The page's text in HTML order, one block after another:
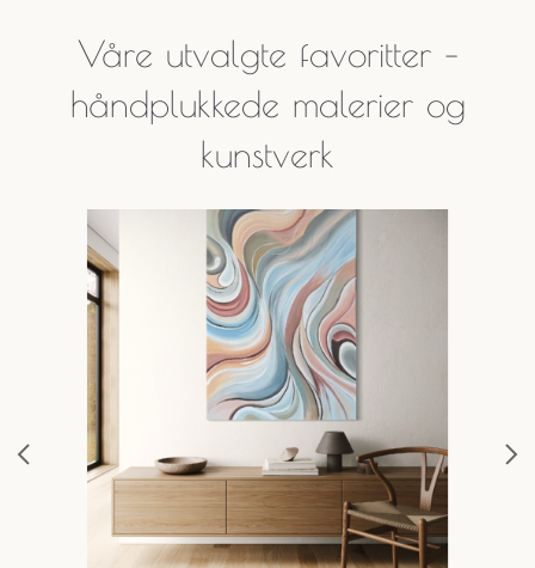
Våre utvalgte favoritter –
håndplukkede malerier og
kunstverk